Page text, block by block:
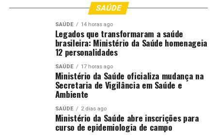
revisará tarifas sobre fosfatados de Marrocos e Rússia
apareceu primeiro emCanal Rural
Comentários
DOS ESTADOS
RÚSSIA SOBRE TARIFAS UNIDOS
SAÚDE
SAÚDE 14 horas ago
Legados que transformaram a saúde
brasileira: Ministério da Saúde homenageia
12 personalidades
SAÚDE 17 horas ago
Ministério da Saúde oficializa mudança na
Secretaria de Vigilância em Saúde e
Ambiente
SAÚDE 2 dias ago
Ministério da Saúde abre inscrições para
curso de epidemiologia de campo